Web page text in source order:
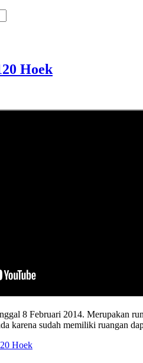
Hoek
8 Februari 2014. Merupakan
karena sudah memiliki ruangan
Hoek